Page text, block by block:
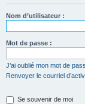
Nom d’utilisateur :
Mot de passe :
J’ai oublié mon mot de
Renvoyer le courriel
Se souvenir de moi